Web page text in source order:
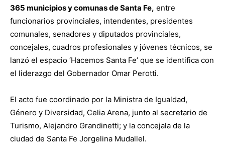
365 municipios y comunas de Santa Fe, entre
funcionarios provinciales, intendentes, presidentes
comunales, senadores y diputados provinciales,
concejales, cuadros profesionales y jóvenes técnicos, se
lanzó el espacio ‘Hacemos Santa Fe’ que se identifica con
el liderazgo del Gobernador Omar Perotti.
El acto fue coordinado por la Ministra de Igualdad,
Género y Diversidad, Celia Arena, junto al secretario de
Turismo, Alejandro Grandinetti; y la concejala de la
ciudad de Santa Fe Jorgelina Mudallel.